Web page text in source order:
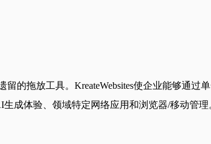
的拖放工具。KreateWebsites使企业能够通过
成体验、领域特定网络应用和浏览器/移动管理